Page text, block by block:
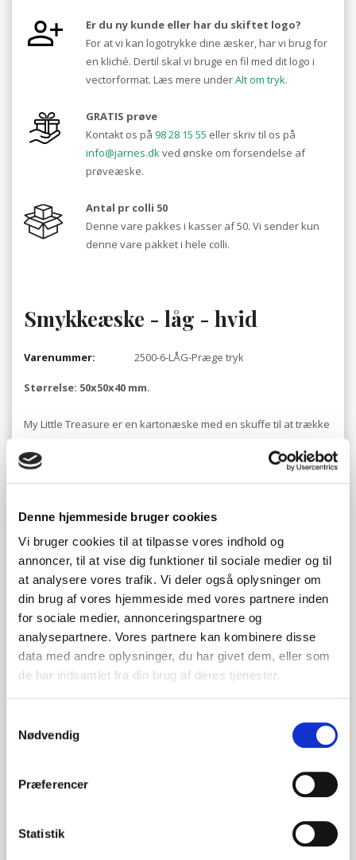
Denne hjemmeside bruger cookies
Vi bruger cookies til at tilpasse vores indhold og
annoncer, til at vise dig funktioner til sociale medier og til
at analysere vores trafik. Vi deler også oplysninger om
din brug af vores hjemmeside med vores partnere inden
for sociale medier, annonceringspartnere og
analysepartnere. Vores partnere kan kombinere disse
data med andre oplysninger, du har givet dem, eller som
de har indsamlet fra din brug af deres tjenester.
Nødvendig
Præferencer
Statistik
Er du ny kunde eller har du skiftet logo?
For at vi kan logotrykke dine æsker, har vi brug for
en kliché. Dertil skal vi bruge en fil med dit logo i
vectorformat. Læs mere underAlt om tryk.
GRATIS prøve
Kontakt os på 98 28 15 55 eller skriv til os på
info@jarnes.dk ved ønske om forsendelse af
prøveæske.
Antal pr colli 50
Denne vare pakkes i kasser af 50. Vi sender kun
denne vare pakket i hele colli.
Smykkeæske - låg - hvid
Varenummer: 2500-6-LÅG-Præge tryk
Størrelse: 50x50x40 mm.
My Little Treasure er en kartonæske med en skuffe til at trække
ud.
Æsken fås i tre forskellige farver, som kan kombineres så de
Pris pr. tryk: kr. 0,65.
Læs om
tryk og kliché.
OBS! Vær opmærksom på, at bunden skal
bestilles særskilt.
Vi tager højde for løbende aftræk i lagerbeholdningen på alle
udsalgsvarer.